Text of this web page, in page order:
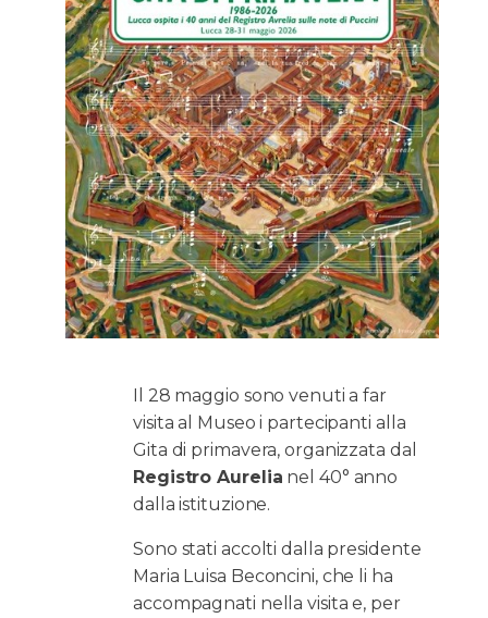
Il 28 maggio sono venuti a far
visita al Museo i partecipanti alla
Gita di primavera, organizzata dal
Registro Aurelia nel 40° anno
dalla istituzione.
Sono stati accolti dalla presidente
Maria Luisa Beconcini, che li ha
accompagnati nella visita e, per